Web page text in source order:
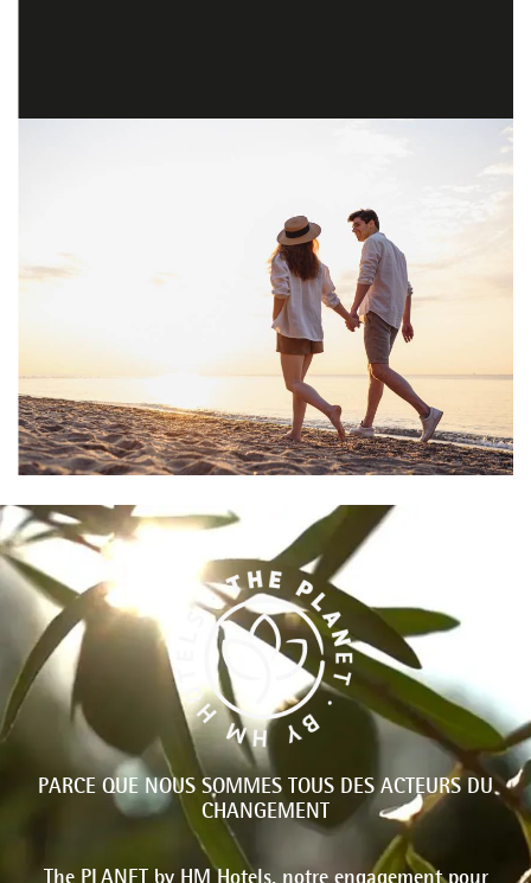
PARCE QUE NOUS SOMMES TOUS DES ACTEURS DU
CHANGEMENT